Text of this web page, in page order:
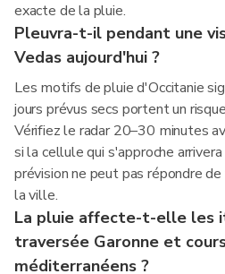
exacte de la pluie.
Pleuvra-t-il pendant une
Vedas aujourd'hui ?
Les motifs de pluie d'Occitanie
jours prévus secs portent un
Vérifiez le radar 20–30 minutes
si la cellule qui s'approche
prévision ne peut pas répondre
la ville.
La pluie affecte-t-elle les
traversée Garonne et
méditerranéens ?